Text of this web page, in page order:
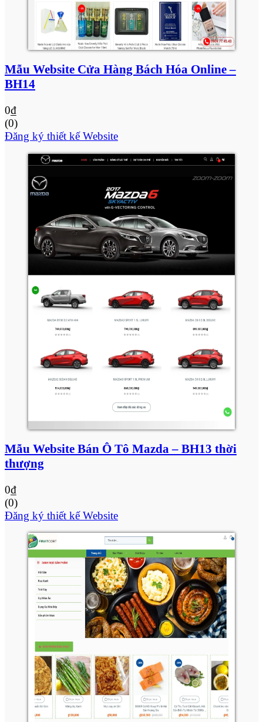
Mẫu Website Cửa Hàng Bách Hóa Online –
BH14
0₫
(0)
Đăng ký thiết kế Website
Mẫu Website Bán Ô Tô Mazda – BH13 thời
thượng
0₫
(0)
Đăng ký thiết kế Website